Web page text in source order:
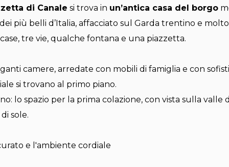
di Canale si trova in un’antica casa del borgo
più belli d’Italia, affacciato sul Garda trentino e
tre vie, qualche fontana e una piazzetta.
camere, arredate con mobili di famiglia e con
si trovano al primo piano.
lo spazio per la prima colazione, con vista sulla valle
sole.
e l'ambiente cordiale